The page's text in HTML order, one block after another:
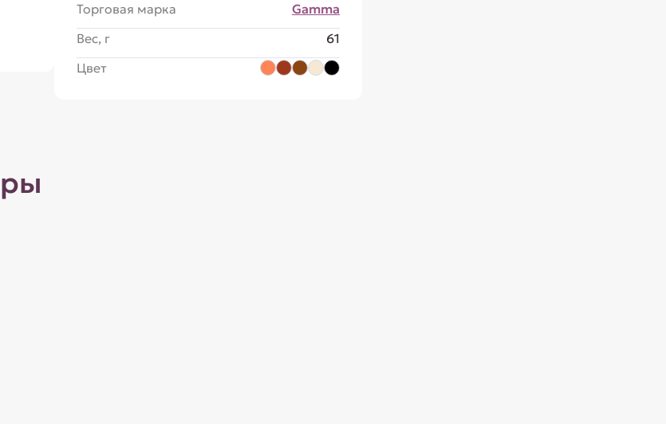
Торговая марка
Gamma
Вес, г
61
Цвет